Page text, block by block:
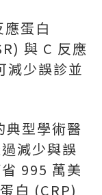
蛋白
與 C 反應
減少誤診並
典型學術醫
減少與誤
995 萬美
白 (CRP)